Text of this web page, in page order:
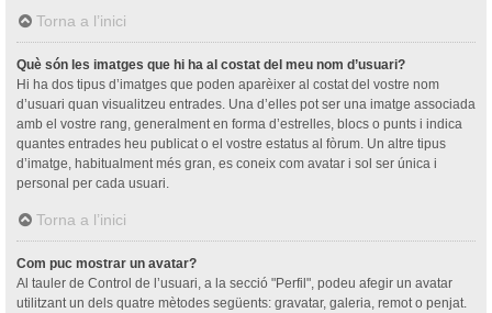
Torna a l’inici
Què són les imatges que hi ha al costat del meu nom d’usuari?
Hi ha dos tipus d’imatges que poden aparèixer al costat del vostre nom
d’usuari quan visualitzeu entrades. Una d’elles pot ser una imatge associada
amb el vostre rang, generalment en forma d’estrelles, blocs o punts i indica
quantes entrades heu publicat o el vostre estatus al fòrum. Un altre tipus
d’imatge, habitualment més gran, es coneix com avatar i sol ser única i
personal per cada usuari.
Torna a l’inici
Com puc mostrar un avatar?
Al tauler de Control de l’usuari, a la secció "Perfil", podeu afegir un avatar
utilitzant un dels quatre mètodes següents: gravatar, galeria, remot o penjat.